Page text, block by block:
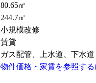
80.65㎡
244.7㎡
小規模改修
賃貸
ガス配管、上水道、下水道
物件価格・家賃を参照する